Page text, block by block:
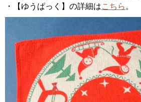
・【ゆうぱっく】の詳細はこちら 。